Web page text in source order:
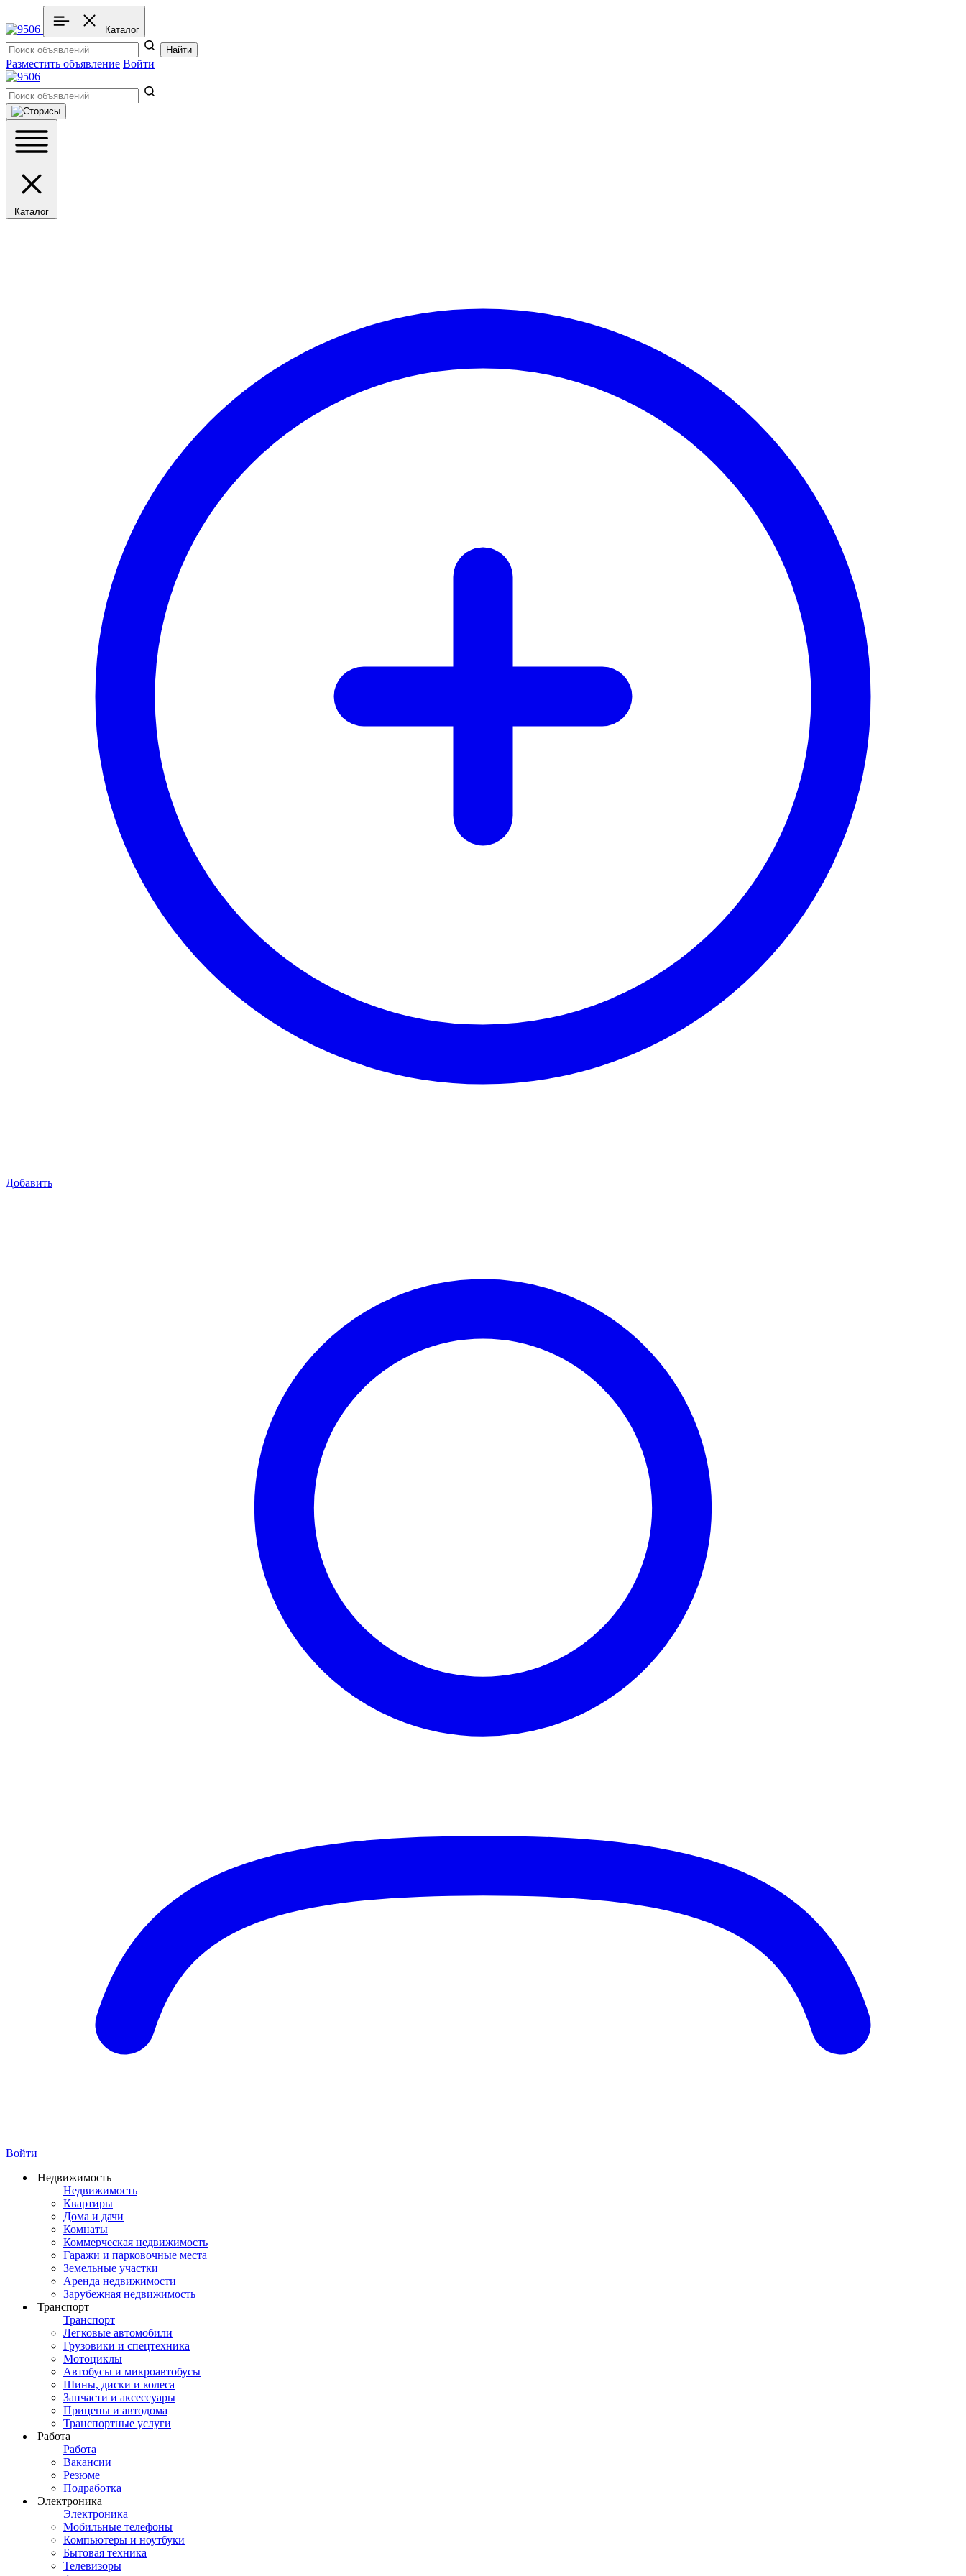
Каталог
Найти
Разместить объявление Войти
Каталог
Добавить
Войти
Недвижимость
Недвижимость
Квартиры
Дома и дачи
Комнаты
Коммерческая недвижимость
Гаражи и парковочные места
Земельные участки
Аренда недвижимости
Зарубежная недвижимость
Транспорт
Транспорт
Легковые автомобили
Грузовики и спецтехника
Мотоциклы
Автобусы и микроавтобусы
Шины, диски и колеса
Запчасти и аксессуары
Прицепы и автодома
Транспортные услуги
Работа
Работа
Вакансии
Резюме
Подработка
Электроника
Электроника
Мобильные телефоны
Компьютеры и ноутбуки
Бытовая техника
Телевизоры